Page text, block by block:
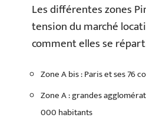
Les différentes zones
tension du marché
comment elles se
Zone A bis : Paris et ses 76
Zone A : grandes
000 habitants